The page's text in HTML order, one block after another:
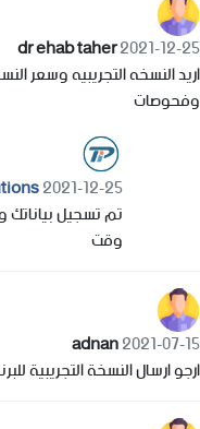
dr ehab taher2021-12-25
اريد النسخه التجريبيه وسعر
وفحوصات
2021-12-25
تم تسجيل
وقت
adnan2021-07-15
ارجو ارسال النسخة التجريبية